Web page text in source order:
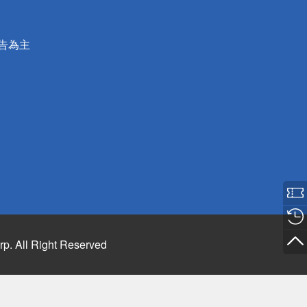
為主
All Right Reserved